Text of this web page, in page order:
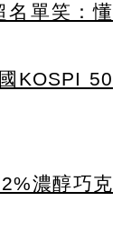
名單笑：懂
KOSPI 50
濃醇巧克